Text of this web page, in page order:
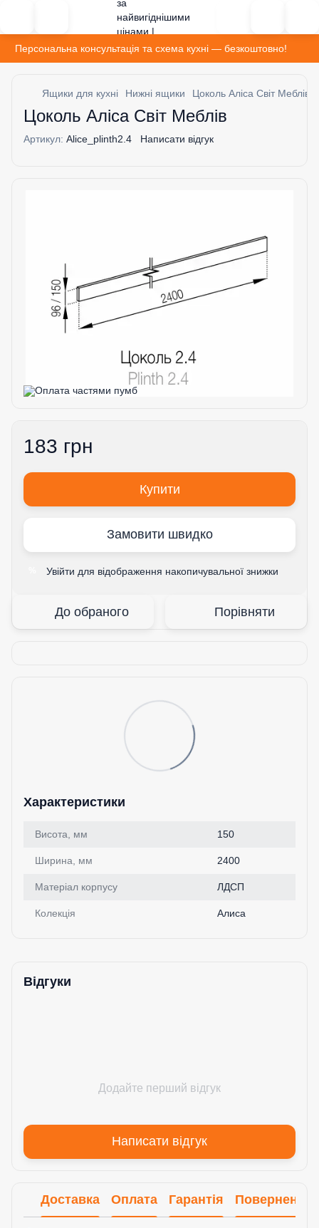
Персональна консультація та схема кухні — безкоштовно!
Ящики для кухні Нижні ящики Цоколь Аліса Світ Меблів
Цоколь Аліса Світ Меблів
Артикул: Alice_plinth2.4 Написати відгук
183 грн
Купити
Замовити швидко
Увійти для відображення накопичувальної знижки
До обраного Порівняти
Характеристики
Висота, мм 150
Ширина, мм 2400
Матеріал корпусу ЛДСП
Колекція Алиса
Відгуки
Додайте перший відгук
Написати відгук
Доставка Оплата Гарантія Повернення